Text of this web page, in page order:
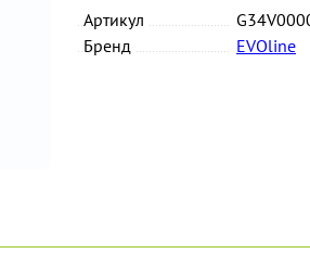
Артикул
Бренд
EVOline